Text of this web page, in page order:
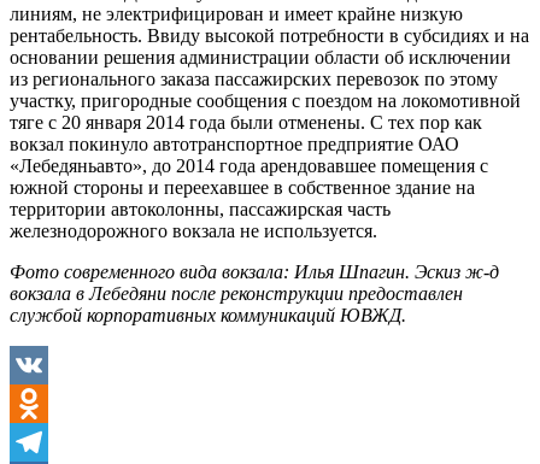
линиям, не электрифицирован и имеет крайне низкую
рентабельность. Ввиду высокой потребности в субсидиях и на
основании решения администрации области об исключении
из регионального заказа пассажирских перевозок по этому
участку, пригородные сообщения с поездом на локомотивной
тяге с 20 января 2014 года были отменены. С тех пор как
вокзал покинуло автотранспортное предприятие ОАО
«Лебедяньавто», до 2014 года арендовавшее помещения с
южной стороны и переехавшее в собственное здание на
территории автоколонны, пассажирская часть
железнодорожного вокзала не используется.
Фото современного вида вокзала: Илья Шпагин. Эскиз ж-д
вокзала в Лебедяни после реконструкции предоставлен
службой корпоративных коммуникаций ЮВЖД.
VK
Odnoklassniki